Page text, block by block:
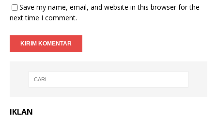
Save my name, email, and website in this browser for the
next time I comment.
IKLAN